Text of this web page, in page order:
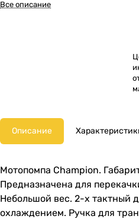
Все описание
Описание
Мотопомпа Champion.
Предназначена для
Небольшой вес. 2-х тактный
охлаждением. Ручка для